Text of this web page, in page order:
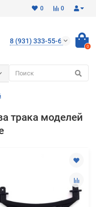
0
0
8 (931) 333-55-65
0
трака моделей